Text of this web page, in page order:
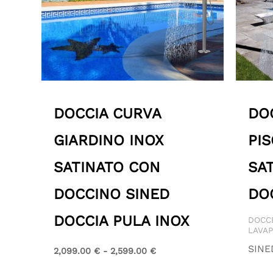
DOCCIA CURVA
GIARDINO INOX
SATINATO CON
DOCCINO SINED
DOCCIA PULA INOX
2,099.00 € - 2,599.00 €